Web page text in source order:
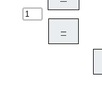
–